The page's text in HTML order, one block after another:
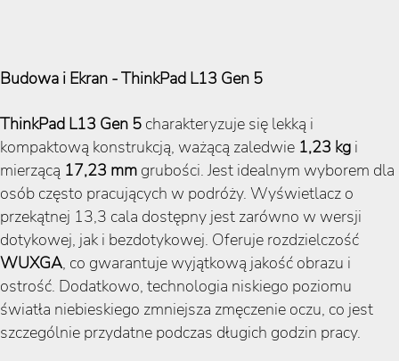
Budowa i Ekran - ThinkPad L13 Gen 5
ThinkPad L13 Gen 5 charakteryzuje się lekką i
kompaktową konstrukcją, ważącą zaledwie 1,23 kg i
mierzącą 17,23 mm grubości. Jest idealnym wyborem dla
osób często pracujących w podróży. Wyświetlacz o
przekątnej 13,3 cala dostępny jest zarówno w wersji
dotykowej, jak i bezdotykowej. Oferuje rozdzielczość
WUXGA, co gwarantuje wyjątkową jakość obrazu i
ostrość. Dodatkowo, technologia niskiego poziomu
światła niebieskiego zmniejsza zmęczenie oczu, co jest
szczególnie przydatne podczas długich godzin pracy.